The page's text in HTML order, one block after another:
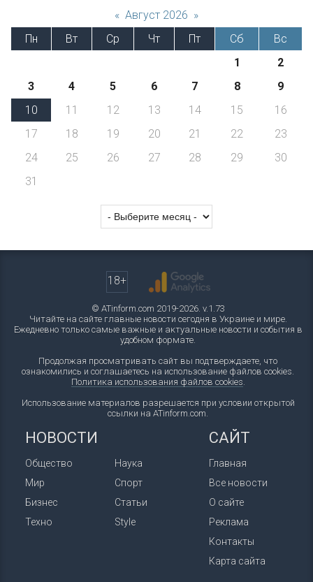
« Август 2026 »
Пн
Вт Ср Чт Пт Сб
Вс
1
2
3
4 5 6 7 8
9
10
11 12 13 14 15
16
17
18 19 20 21 22
23
24
25 26 27 28 29
30
31
18+
© ATinform.com 2019-2026. v.1.73
Читайте на сайте главные новости сегодня в Украине и мире.
Ежедневно только самые важные и актуальные новости и события в
удобном формате.
Продолжая просматривать сайт вы подтверждаете, что
ознакомились и соглашаетесь на использование файлов cookies.
Политика использования файлов cookies.
Использование материалов разрешается при условии открытой
ссылки на ATinform.com.
НОВОСТИ
Общество
Мир
Бизнес
Техно
Наука
Спорт
Статьи
Style
САЙТ
Главная
Все новости
О сайте
Реклама
Контакты
Карта сайта